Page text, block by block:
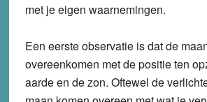
met je eigen waarnemingen.
Een eerste observatie is dat de
overeenkomen met de positie ten
aarde en de zon. Oftewel de